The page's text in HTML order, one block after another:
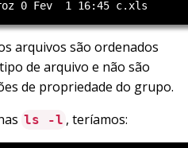
arquivos são ordenados
de arquivo e não são
de propriedade do grupo.
ls -l , teríamos: